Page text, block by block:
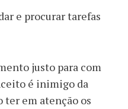
e procurar tarefas
justo para com
é inimigo da
ter em atenção os